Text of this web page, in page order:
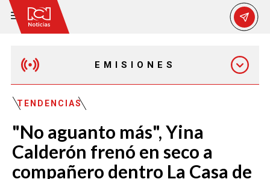
EMISIONES
EMISIÓN 12:30 PM
TENDENCIAS
"No aguanto más", Yina
Calderón frenó en seco a
compañero dentro La Casa de